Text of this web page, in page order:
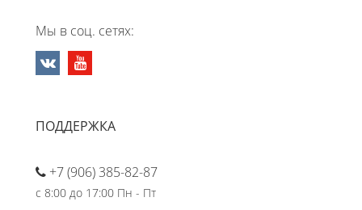
Мы в соц. сетях:
ПОДДЕРЖКА
+7 (906) 385-82-87
с 8:00 до 17:00 Пн - Пт